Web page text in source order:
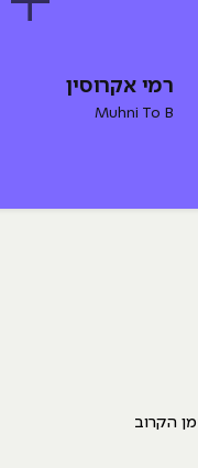
רמי אקרוסין
Muhni To B
הקרוב